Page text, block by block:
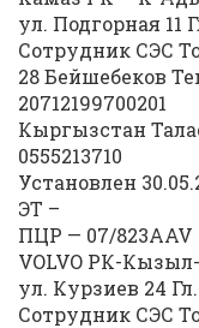
ул. Подгорная 11
Сотрудник СЭС
28 Бейшебеков
20712199700201
Кыргызстан
0555213710
Установлен
ЭТ –
ПЦР — 07/823AAV
VOLVO РК-
ул. Курзиев 24
Сотрудник СЭС